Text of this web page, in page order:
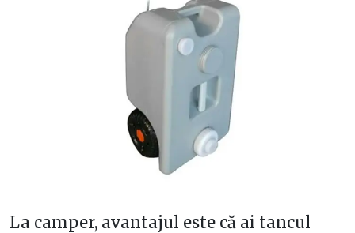
La camper, avantajul este că ai tancul